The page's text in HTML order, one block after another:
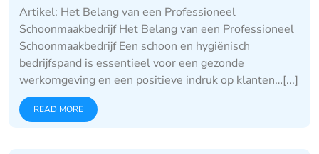
Artikel: Het Belang van een Professioneel
Schoonmaakbedrijf Het Belang van een Professioneel
Schoonmaakbedrijf Een schoon en hygiënisch
bedrijfspand is essentieel voor een gezonde
werkomgeving en een positieve indruk op klanten…[...]
READ MORE